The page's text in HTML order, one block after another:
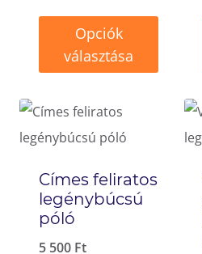
Opciók
választása
a
terméknek
variációja
van.
A
Címes feliratos
legénybúcsú
póló
5 500 Ft